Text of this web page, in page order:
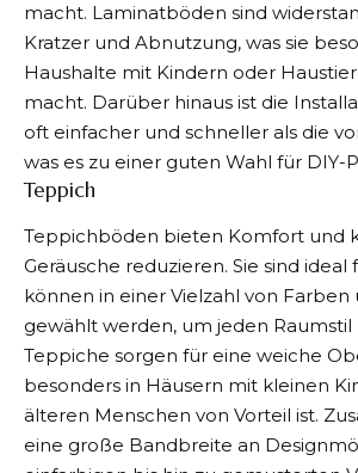
macht. Laminatböden sind
Kratzer und Abnutzung, was sie
Haushalte mit Kindern oder
macht. Darüber hinaus ist die
oft einfacher und schneller als die
was es zu einer guten Wahl für DIY-
Teppich
Teppichböden bieten Komfort und
Geräusche reduzieren. Sie sind ideal
können in einer Vielzahl von Farben
gewählt werden, um jeden Raumstil
Teppiche sorgen für eine weiche
besonders in Häusern mit kleinen
älteren Menschen von Vorteil ist.
eine große Bandbreite an